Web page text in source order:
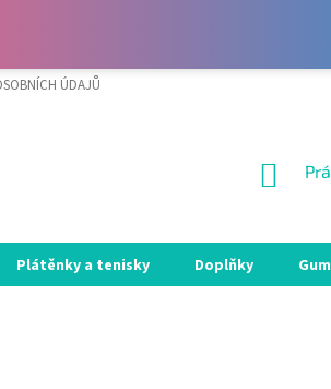
ÚDAJŮ
Plátěnky a tenisky Doplňky